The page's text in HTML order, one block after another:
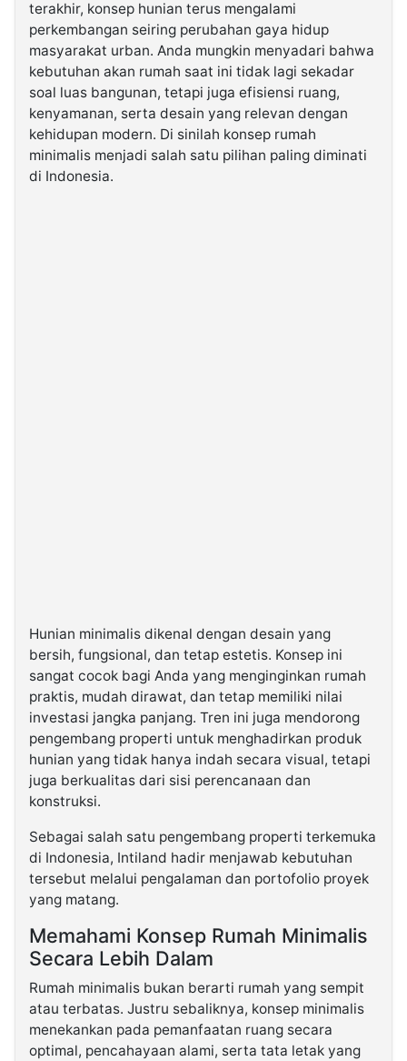
Kabarbaru.co
2026
Kabarbaru
Media
Holding
terakhir, konsep hunian terus mengalami
perkembangan seiring perubahan gaya hidup
masyarakat urban. Anda mungkin menyadari bahwa
kebutuhan akan rumah saat ini tidak lagi sekadar
soal luas bangunan, tetapi juga efisiensi ruang,
kenyamanan, serta desain yang relevan dengan
kehidupan modern. Di sinilah konsep rumah
minimalis menjadi salah satu pilihan paling diminati
di Indonesia.
Hunian minimalis dikenal dengan desain yang
bersih, fungsional, dan tetap estetis. Konsep ini
sangat cocok bagi Anda yang menginginkan rumah
praktis, mudah dirawat, dan tetap memiliki nilai
investasi jangka panjang. Tren ini juga mendorong
pengembang properti untuk menghadirkan produk
hunian yang tidak hanya indah secara visual, tetapi
juga berkualitas dari sisi perencanaan dan
konstruksi.
Sebagai salah satu pengembang properti terkemuka
di Indonesia, Intiland hadir menjawab kebutuhan
tersebut melalui pengalaman dan portofolio proyek
yang matang.
Memahami Konsep Rumah Minimalis
Secara Lebih Dalam
Rumah minimalis bukan berarti rumah yang sempit
atau terbatas. Justru sebaliknya, konsep minimalis
menekankan pada pemanfaatan ruang secara
optimal, pencahayaan alami, serta tata letak yang